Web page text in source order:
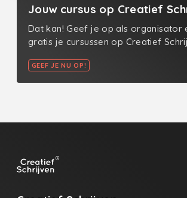
Jouw cursus op Creatief
Dat kan! Geef je op als organisator
gratis je cursussen op Creatief
GEEF JE NU OP!